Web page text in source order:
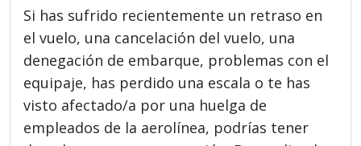
Si has sufrido recientemente un retraso en
el vuelo, una cancelación del vuelo, una
denegación de embarque, problemas con el
equipaje, has perdido una escala o te has
visto afectado/a por una huelga de
empleados de la aerolínea, podrías tener